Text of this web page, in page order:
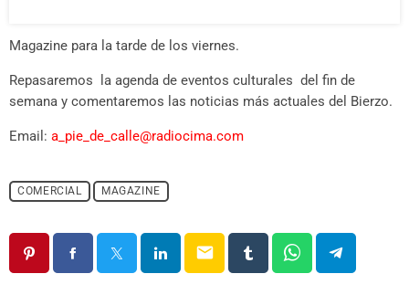
Magazine para la tarde de los viernes.
Repasaremos la agenda de eventos culturales del fin de
semana y comentaremos las noticias más actuales del Bierzo.
Email: a_pie_de_calle@radiocima.com
COMERCIAL MAGAZINE
email